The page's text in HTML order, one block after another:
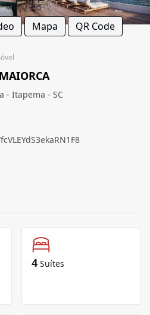
Mapa QR Code
- Itapema - SC
4 Suítes